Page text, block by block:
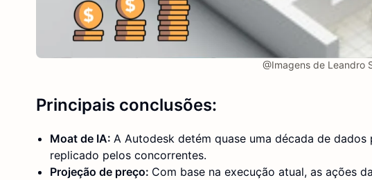
@Imagens de Leandro
Principais conclusões:
Moat de IA: A Autodesk detém quase uma década de
replicado pelos concorrentes.
Projeção de preço: Com base na execução atual, as ações